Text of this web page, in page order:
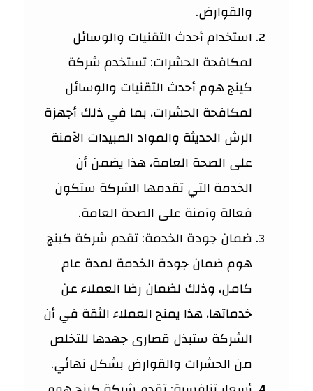
والقوارض.
استخدام أحدث التقنيات والوسائل
لمكافحة الحشرات: تستخدم شركة
كينج هوم أحدث التقنيات والوسائل
لمكافحة الحشرات، بما في ذلك أجهزة
الرش الحديثة والمواد المبيدات الآمنة
على الصحة العامة، هذا يضمن أن
الخدمة التي تقدمها الشركة ستكون
فعالة وآمنة على الصحة العامة.
ضمان جودة الخدمة: تقدم شركة كينج
هوم ضمان جودة الخدمة لمدة عام
كامل، وذلك لضمان رضا العملاء عن
خدماتها، هذا يمنح العملاء الثقة في أن
الشركة ستبذل قصارى جهدها للتخلص
من الحشرات والقوارض بشكل نهائي.